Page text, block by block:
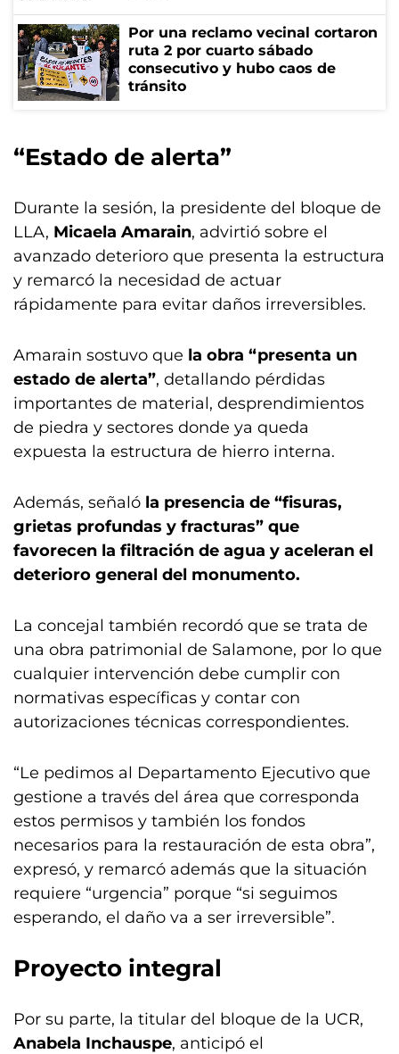
Por una reclamo vecinal cortaron
ruta 2 por cuarto sábado
consecutivo y hubo caos de
tránsito
“Estado de alerta”
Durante la sesión, la presidente del bloque de
LLA, Micaela Amarain, advirtió sobre el
avanzado deterioro que presenta la estructura
y remarcó la necesidad de actuar
rápidamente para evitar daños irreversibles.
Amarain sostuvo que la obra “presenta un
estado de alerta”, detallando pérdidas
importantes de material, desprendimientos
de piedra y sectores donde ya queda
expuesta la estructura de hierro interna.
Además, señaló la presencia de “fisuras,
grietas profundas y fracturas” que
favorecen la filtración de agua y aceleran el
deterioro general del monumento.
La concejal también recordó que se trata de
una obra patrimonial de Salamone, por lo que
cualquier intervención debe cumplir con
normativas específicas y contar con
autorizaciones técnicas correspondientes.
“Le pedimos al Departamento Ejecutivo que
gestione a través del área que corresponda
estos permisos y también los fondos
necesarios para la restauración de esta obra”,
expresó, y remarcó además que la situación
requiere “urgencia” porque “si seguimos
esperando, el daño va a ser irreversible”.
Proyecto integral
Por su parte, la titular del bloque de la UCR,
Anabela Inchauspe, anticipó el